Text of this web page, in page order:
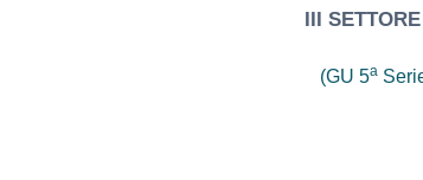
III
(GU 5a